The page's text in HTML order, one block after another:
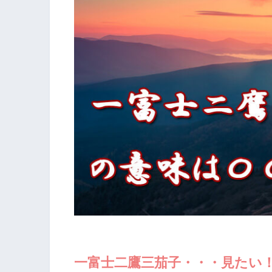
一富士二鷹三茄子・・・見たい